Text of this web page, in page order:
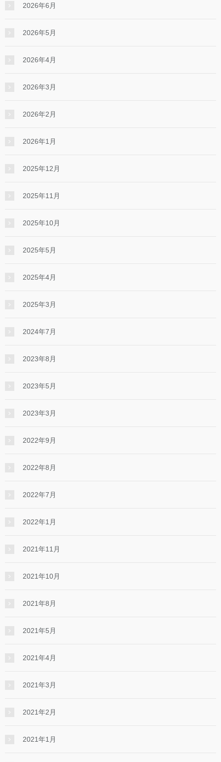
2026年6月
2026年5月
2026年4月
2026年3月
2026年2月
2026年1月
2025年12月
2025年11月
2025年10月
2025年5月
2025年4月
2025年3月
2024年7月
2023年8月
2023年5月
2023年3月
2022年9月
2022年8月
2022年7月
2022年1月
2021年11月
2021年10月
2021年8月
2021年5月
2021年4月
2021年3月
2021年2月
2021年1月